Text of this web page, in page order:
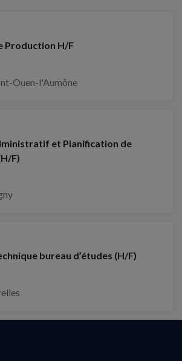
Production H/F
Ouen-l'Aumône
et Planification de
F)
bureau d’études (H/F)